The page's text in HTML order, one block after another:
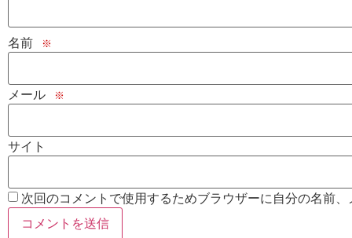
名前 ※
メール ※
サイト
次回のコメントで使用するためブラウザーに自分の名前